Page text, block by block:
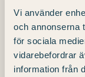
Vi använder
och annonserna
för sociala
vidarebefordrar
information från
Date: